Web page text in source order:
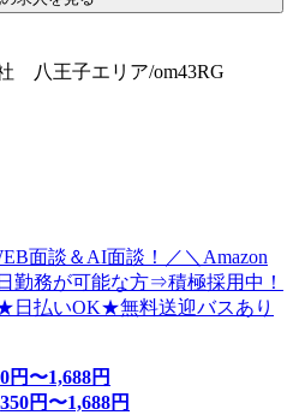
八王子エリア/om43RG
面談＆AI面談！／＼Amazon
勤務が可能な方⇒積極採用中！
日払いOK★無料送迎バスあり
円〜1,688円
円〜1,688円